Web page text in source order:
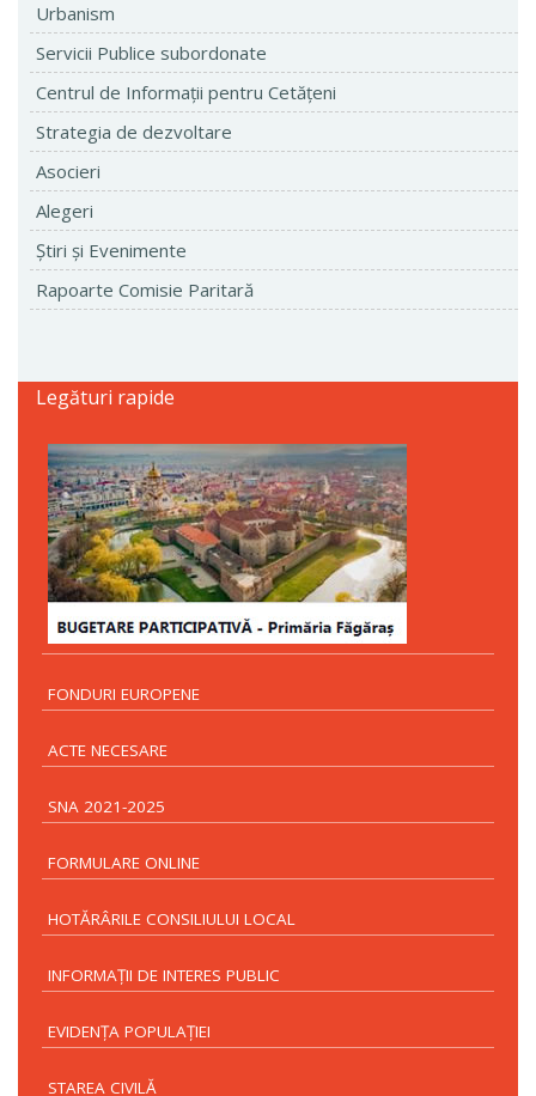
Urbanism
Servicii Publice subordonate
Centrul de Informaţii pentru Cetăţeni
Strategia de dezvoltare
Asocieri
Alegeri
Ştiri şi Evenimente
Rapoarte Comisie Paritară
Legături rapide
FONDURI EUROPENE
ACTE NECESARE
SNA 2021-2025
FORMULARE ONLINE
HOTĂRÂRILE CONSILIULUI LOCAL
INFORMAŢII DE INTERES PUBLIC
EVIDENŢA POPULAŢIEI
STAREA CIVILĂ